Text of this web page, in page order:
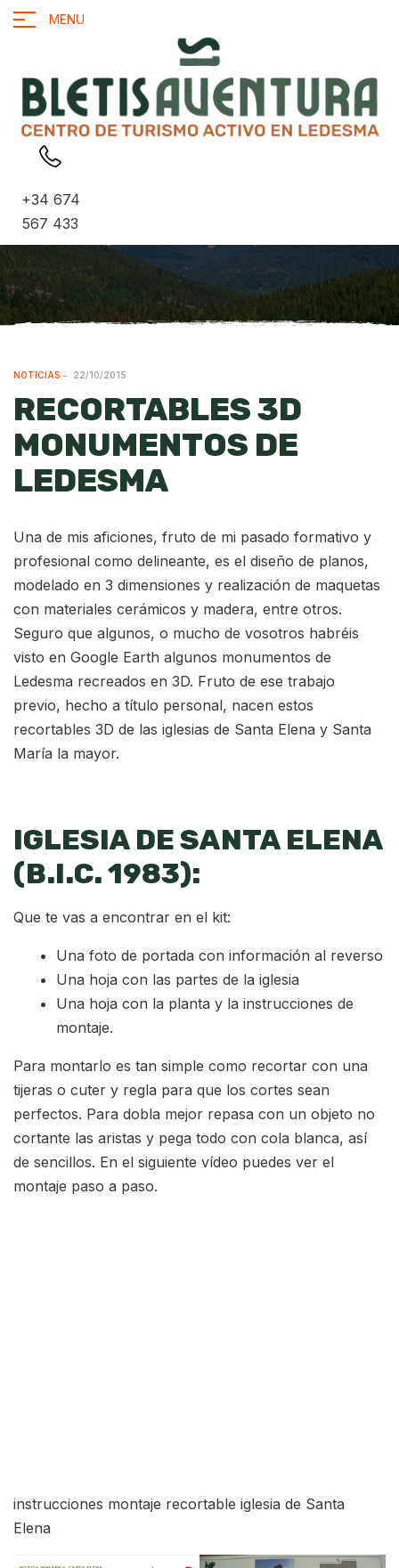
MENU
+34 674
567 433
NOTICIAS 22/10/2015
RECORTABLES 3D
MONUMENTOS DE
LEDESMA
Una de mis aficiones, fruto de mi pasado formativo y
profesional como delineante, es el diseño de planos,
modelado en 3 dimensiones y realización de maquetas
con materiales cerámicos y madera, entre otros.
Seguro que algunos, o mucho de vosotros habréis
visto en Google Earth algunos monumentos de
Ledesma recreados en 3D. Fruto de ese trabajo
previo, hecho a título personal, nacen estos
recortables 3D de las iglesias de Santa Elena y Santa
María la mayor.
IGLESIA DE SANTA ELENA
(B.I.C. 1983):
Que te vas a encontrar en el kit:
Una foto de portada con información al reverso
Una hoja con las partes de la iglesia
Una hoja con la planta y la instrucciones de
montaje.
Para montarlo es tan simple como recortar con una
tijeras o cuter y regla para que los cortes sean
perfectos. Para dobla mejor repasa con un objeto no
cortante las aristas y pega todo con cola blanca, así
de sencillos. En el siguiente vídeo puedes ver el
montaje paso a paso.
instrucciones montaje recortable iglesia de Santa
Elena